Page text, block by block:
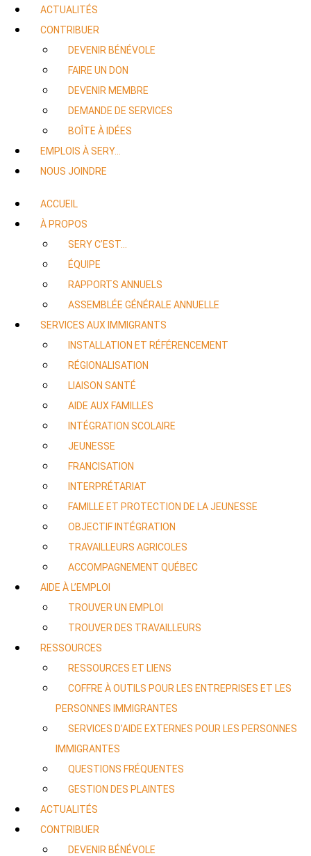
ACTUALITÉS
CONTRIBUER
DEVENIR BÉNÉVOLE
FAIRE UN DON
DEVENIR MEMBRE
DEMANDE DE SERVICES
BOÎTE À IDÉES
EMPLOIS À SERY…
NOUS JOINDRE
ACCUEIL
À PROPOS
SERY C’EST…
ÉQUIPE
RAPPORTS ANNUELS
ASSEMBLÉE GÉNÉRALE ANNUELLE
SERVICES AUX IMMIGRANTS
INSTALLATION ET RÉFÉRENCEMENT
RÉGIONALISATION
LIAISON SANTÉ
AIDE AUX FAMILLES
INTÉGRATION SCOLAIRE
JEUNESSE
FRANCISATION
INTERPRÉTARIAT
FAMILLE ET PROTECTION DE LA JEUNESSE
OBJECTIF INTÉGRATION
TRAVAILLEURS AGRICOLES
ACCOMPAGNEMENT QUÉBEC
AIDE À L’EMPLOI
TROUVER UN EMPLOI
TROUVER DES TRAVAILLEURS
RESSOURCES
RESSOURCES ET LIENS
COFFRE À OUTILS POUR LES ENTREPRISES ET LES
PERSONNES IMMIGRANTES
SERVICES D’AIDE EXTERNES POUR LES PERSONNES
IMMIGRANTES
QUESTIONS FRÉQUENTES
GESTION DES PLAINTES
ACTUALITÉS
CONTRIBUER
DEVENIR BÉNÉVOLE